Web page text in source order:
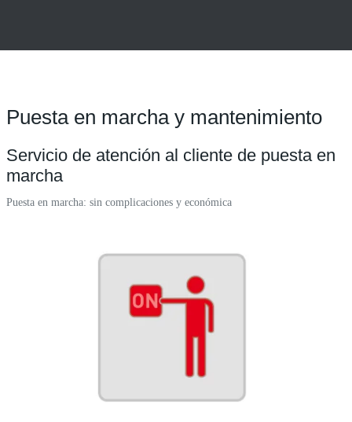
Puesta en marcha y mantenimiento
Servicio de atención al cliente de puesta en
marcha
Puesta en marcha: sin complicaciones y económica